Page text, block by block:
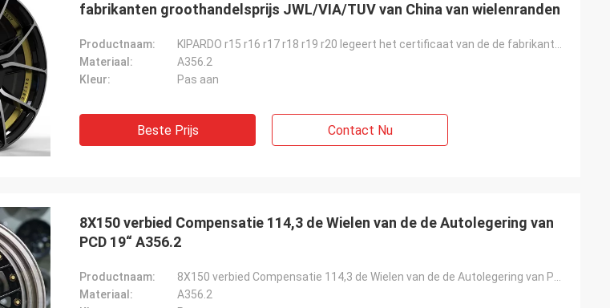
fabrikanten groothandelsprijs JWL/VIA/TUV van China van wielenranden
Productnaam:
Materiaal:
A356.2
Kleur:
Pas aan
Beste Prijs Contact Nu
8X150 verbied Compensatie 114,3 de Wielen van de de Autolegering van
PCD 19“ A356.2
Productnaam:
Materiaal:
A356.2